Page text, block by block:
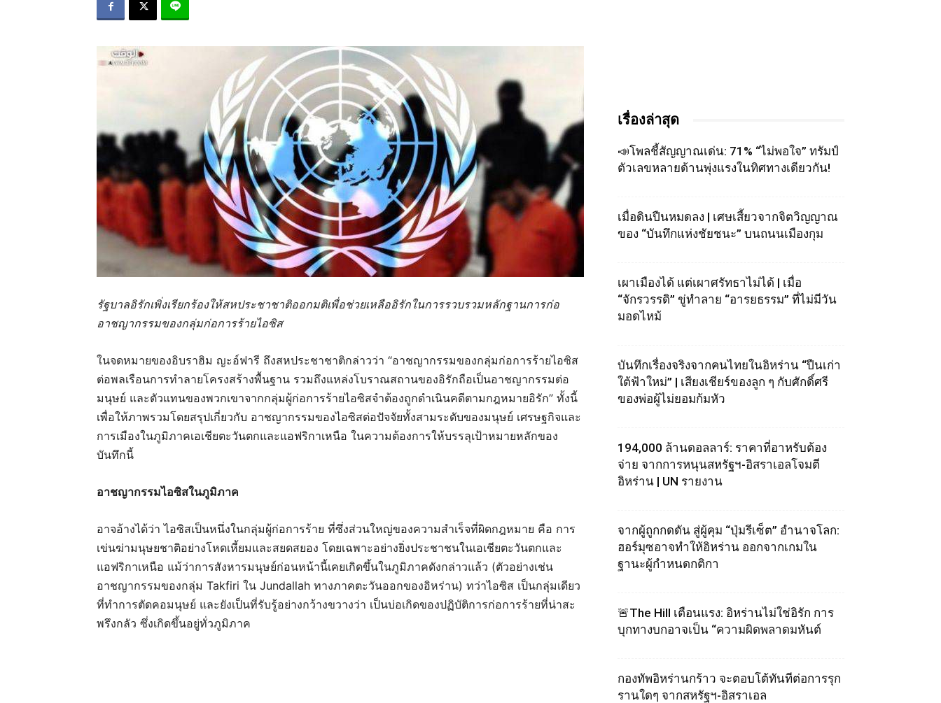
รัฐบาลอิรักเพิ่งเรียกร้องให้สหประชาชาติออกมติเพื่อช่วยเหลืออิรักในการรวบรวมหลักฐานการก่อ
อาชญากรรมของกลุ่มก่อการร้ายไอซิส
ในจดหมายของอิบราฮิม ญะอ์ฟารี ถึงสหประชาชาติกล่าวว่า “อาชญากรรมของกลุ่มก่อการร้ายไอซิส
ต่อพลเรือนการทำลายโครงสร้างพื้นฐาน รวมถึงแหล่งโบราณสถานของอิรักถือเป็นอาชญากรรมต่อ
มนุษย์ และตัวแทนของพวกเขาจากกลุ่มผู้ก่อการร้ายไอซิสจำต้องถูกดำเนินคดีตามกฎหมายอิรัก” ทั้งนี้
เพื่อให้ภาพรวมโดยสรุปเกี่ยวกับ อาชญากรรมของไอซิสต่อปัจจัยทั้งสามระดับของมนุษย์ เศรษฐกิจและ
การเมืองในภูมิภาคเอเชียตะวันตกและแอฟริกาเหนือ ในความต้องการให้บรรลุเป้าหมายหลักของ
บันทึกนี้
อาชญากรรมไอซิสในภูมิภาค
อาจอ้างได้ว่า ไอซิสเป็นหนึ่งในกลุ่มผู้ก่อการร้าย ที่ซึ่งส่วนใหญ่ของความสำเร็จที่ผิดกฎหมาย คือ การ
เข่นฆ่ามนุษยชาติอย่างโหดเหี้ยมและสยดสยอง โดยเฉพาะอย่างยิ่งประชาชนในเอเชียตะวันตกและ
แอฟริกาเหนือ แม้ว่าการสังหารมนุษย์ก่อนหน้านี้เคยเกิดขึ้นในภูมิภาคดังกล่าวแล้ว (ตัวอย่างเช่น
อาชญากรรมของกลุ่ม Takfiri ใน Jundallah ทางภาคตะวันออกของอิหร่าน) ทว่าไอซิส เป็นกลุ่มเดียว
ที่ทำการตัดคอมนุษย์ และยังเป็นที่รับรู้อย่างกว้างขวางว่า เป็นบ่อเกิดของปฏิบัติการก่อการร้ายที่น่าสะ
พรึงกลัว ซึ่งเกิดขึ้นอยู่ทั่วภูมิภาค
เรื่องล่าสุด
📣โพลชี้สัญญาณเด่น: 71% “ไม่พอใจ” ทรัมป์
ตัวเลขหลายด้านพุ่งแรงในทิศทางเดียวกัน!
เมื่อดินปืนหมดลง | เศษเสี้ยวจากจิตวิญญาณ
ของ “บันทึกแห่งชัยชนะ” บนถนนเมืองกุม
เผาเมืองได้ แต่เผาศรัทธาไม่ได้ | เมื่อ
“จักรวรรดิ” ขู่ทำลาย “อารยธรรม” ที่ไม่มีวัน
มอดไหม้
บันทึกเรื่องจริงจากคนไทยในอิหร่าน “ปืนเก่า
ใต้ฟ้าใหม่” | เสียงเชียร์ของลูก ๆ กับศักดิ์ศรี
ของพ่อผู้ไม่ยอมก้มหัว
194,000 ล้านดอลลาร์: ราคาที่อาหรับต้อง
จ่าย จากการหนุนสหรัฐฯ‑อิสราเอลโจมตี
อิหร่าน | UN รายงาน
จากผู้ถูกกดดัน สู่ผู้คุม “ปุ่มรีเซ็ต” อำนาจโลก:
ฮอร์มุซอาจทำให้อิหร่าน ออกจากเกมใน
ฐานะผู้กำหนดกติกา
🚨The Hill เตือนแรง: อิหร่านไม่ใช่อิรัก การ
บุกทางบกอาจเป็น “ความผิดพลาดมหันต์
กองทัพอิหร่านกร้าว จะตอบโต้ทันทีต่อการรุก
รานใดๆ จากสหรัฐฯ-อิสราเอล